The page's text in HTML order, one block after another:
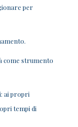
per
come strumento
ai propri
tempi di